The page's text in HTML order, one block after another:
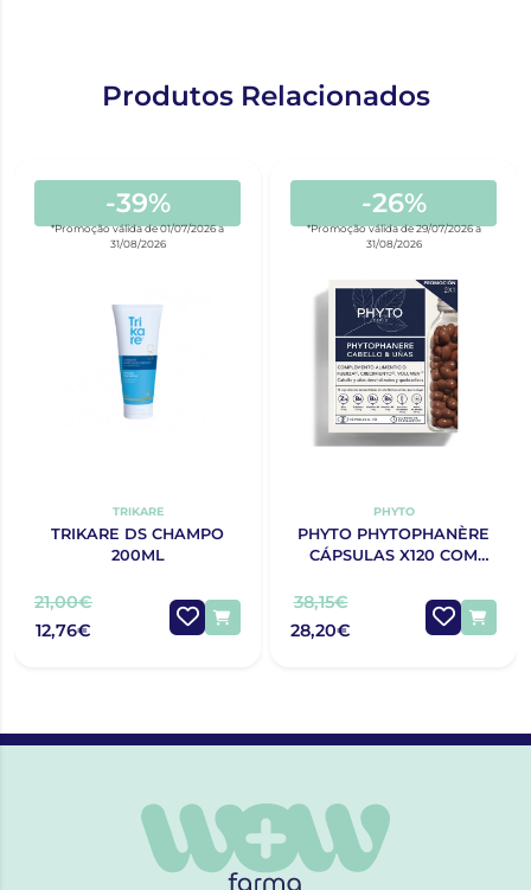
Produtos Relacionados
-39%
*Promoção válida de 01/07/2026 a
31/08/2026
TRIKARE
TRIKARE DS CHAMPO
200ML
21,00€
12,76€
-26%
*Promoção válida de 29/07/2026 a
31/08/2026
PHYTO
PHYTO PHYTOPHANÈRE
CÁPSULAS X120 COM
38,15€
28,20€